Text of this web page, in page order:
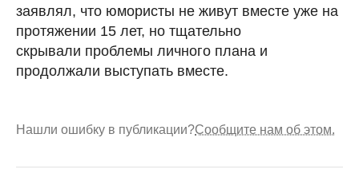
заявлял, что юмористы не живут вместе уже на
протяжении 15 лет, но тщательно
скрывали проблемы личного плана и
продолжали выступать вместе.
Нашли ошибку в публикации?Сообщите нам об этом.